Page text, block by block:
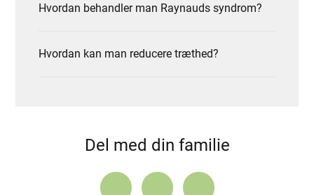
Hvordan behandler man Raynauds syndrom?
Hvordan kan man reducere træthed?
Del med din familie